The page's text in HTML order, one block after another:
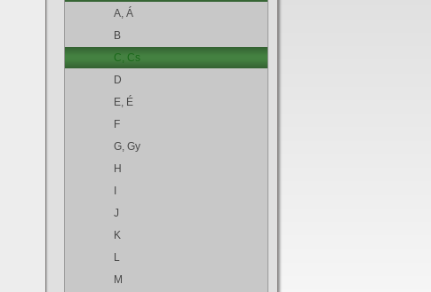
A, Á
B
C, Cs
D
E, É
F
G, Gy
H
I
J
K
L
M